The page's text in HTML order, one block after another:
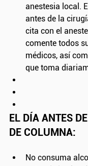
anestesia local.
antes de la
cita con el
comente todos
médicos, así
que toma
EL DÍA ANTES
DE COLUMNA:
No consuma